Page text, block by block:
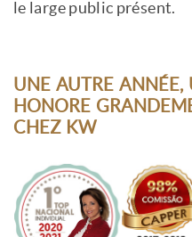
le large public présent.
UNE AUTRE ANNÉE,
HONORE
CHEZ KW